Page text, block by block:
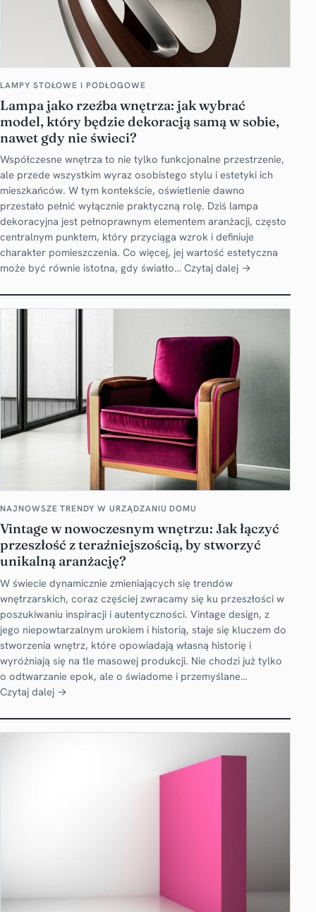
LAMPY STOŁOWE I PODŁOGOWE
Lampa jako rzeźba wnętrza: jak wybrać
model, który będzie dekoracją samą w sobie,
nawet gdy nie świeci?
Współczesne wnętrza to nie tylko funkcjonalne przestrzenie,
ale przede wszystkim wyraz osobistego stylu i estetyki ich
mieszkańców. W tym kontekście, oświetlenie dawno
przestało pełnić wyłącznie praktyczną rolę. Dziś lampa
dekoracyjna jest pełnoprawnym elementem aranżacji, często
centralnym punktem, który przyciąga wzrok i definiuje
charakter pomieszczenia. Co więcej, jej wartość estetyczna
może być równie istotna, gdy światło… Czytaj dalej →
NAJNOWSZE TRENDY W URZĄDZANIU DOMU
Vintage w nowoczesnym wnętrzu: Jak łączyć
przeszłość z teraźniejszością, by stworzyć
unikalną aranżację?
W świecie dynamicznie zmieniających się trendów
wnętrzarskich, coraz częściej zwracamy się ku przeszłości w
poszukiwaniu inspiracji i autentyczności. Vintage design, z
jego niepowtarzalnym urokiem i historią, staje się kluczem do
stworzenia wnętrz, które opowiadają własną historię i
wyróżniają się na tle masowej produkcji. Nie chodzi już tylko
o odtwarzanie epok, ale o świadome i przemyślane…
Czytaj dalej →